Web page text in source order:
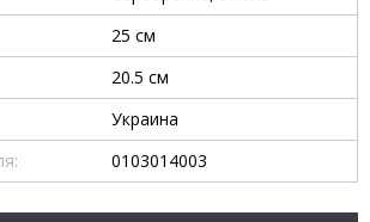
25 см
20.5 см
Украина
0103014003